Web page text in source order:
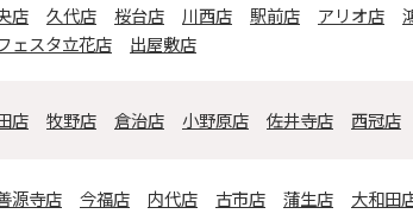
店 久代店 桜台店 川西店 駅前店 アリオ店
ェスタ立花店 出屋敷店
店 牧野店 倉治店 小野原店 佐井寺店 西冠店
源寺店 今福店 内代店 古市店 蒲生店 大和田